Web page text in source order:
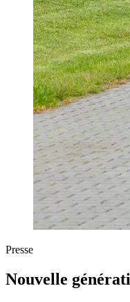
Presse
Nouvelle